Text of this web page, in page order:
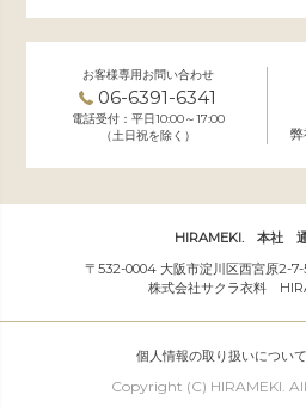
お客様専用お問い合わせ
06-6391-6341
電話受付：平日10:00～17:00
（土日祝を除く）
HIRAMEKI. 本社
〒532-0004 大阪市淀川区西宮原
株式会社サクラ衣料
個人情報の取り扱いについて
Copyright (C) HIRAMEKI.